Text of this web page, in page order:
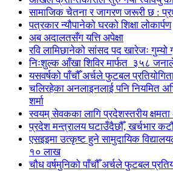
सामाजिक चेतना र जागरण जरूरी छ :
पत्रकार न्यौपानेको घरको शिक्षा लोकार्पण
अब अदालतसँग यत्ति अपेक्षा
रवि लामिछानेको सांसद पद खारेजः गुम्यो
निःशुल्क आँखा शिविर मार्फत ३५८ जनाले
यसवर्षको पाँचौँ अर्चले फुटबल
चलिरहेका अनलाइनलाई पनि नियमित
शर्मा
स्वयम् सेवकका लागि प्रदेशस्तरीय क्षमता
प्रदेश मन्त्रालय घटाउँदैछौँ, खर्चभार
एसइइमा उत्कृष्ट हुने सामुदायिक
१० लाख
चौध वर्षमुनिको पाँचौँ अर्चले फुटबल